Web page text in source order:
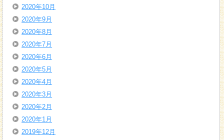
2020年10月
2020年9月
2020年8月
2020年7月
2020年6月
2020年5月
2020年4月
2020年3月
2020年2月
2020年1月
2019年12月